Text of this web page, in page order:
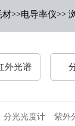
材>>电导率仪>>
外光谱
分光光度计 紫外